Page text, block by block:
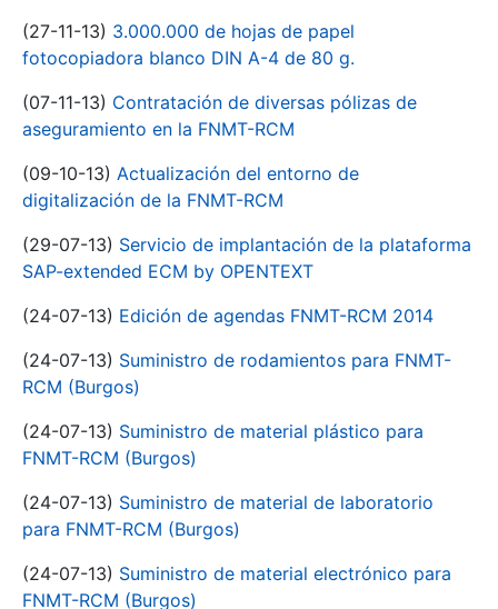
(27-11-13) 3.000.000 de hojas de papel
fotocopiadora blanco DIN A-4 de 80 g.
(07-11-13) Contratación de diversas pólizas de
aseguramiento en la FNMT-RCM
(09-10-13) Actualización del entorno de
digitalización de la FNMT-RCM
(29-07-13) Servicio de implantación de la plataforma
SAP-extended ECM by OPENTEXT
(24-07-13) Edición de agendas FNMT-RCM 2014
(24-07-13) Suministro de rodamientos para FNMT-
RCM (Burgos)
(24-07-13) Suministro de material plástico para
FNMT-RCM (Burgos)
(24-07-13) Suministro de material de laboratorio
para FNMT-RCM (Burgos)
(24-07-13) Suministro de material electrónico para
FNMT-RCM (Burgos)